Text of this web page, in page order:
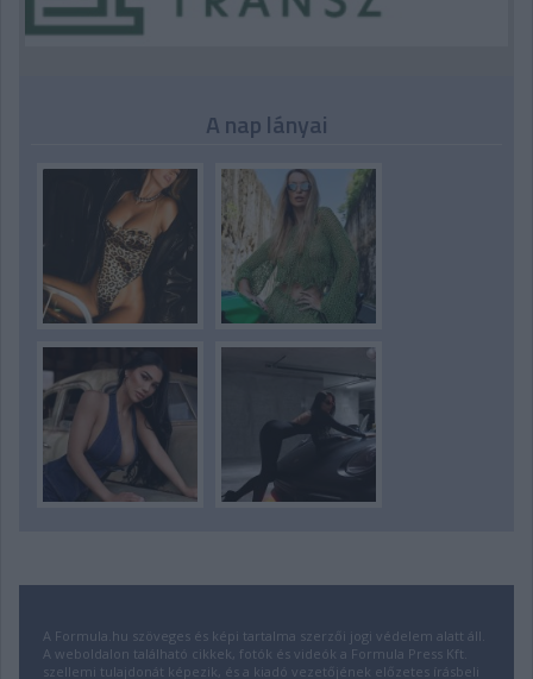
A nap lányai
A Formula.hu szöveges és képi tartalma szerzői jogi védelem alatt áll.
A weboldalon található cikkek, fotók és videók a Formula Press Kft.
szellemi tulajdonát képezik, és a kiadó vezetőjének előzetes írásbeli